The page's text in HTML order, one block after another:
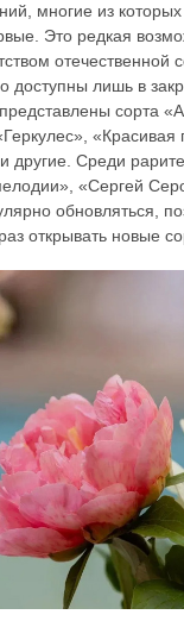
многие из которых
Это редкая
отечественной
доступны лишь в
сорта
«Красивая
другие. Среди
«Сергей
обновляться,
открывать новые